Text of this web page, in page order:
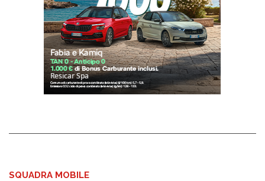
SQUADRA MOBILE